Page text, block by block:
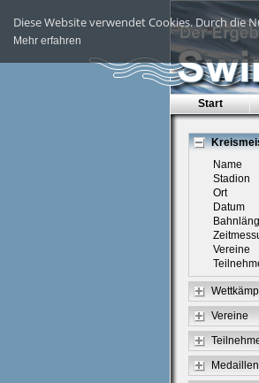
Diese Website verwendet Cookies. Durch die
Mehr erfahren
Start
Name
Stadion
Ort
Datum
Vereine
Vereine